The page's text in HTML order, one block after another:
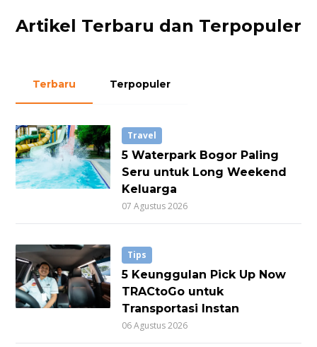
Artikel Terbaru dan Terpopuler
Terbaru Terpopuler
Travel
5 Waterpark Bogor Paling
Seru untuk Long Weekend
Keluarga
07 Agustus 2026
Tips
5 Keunggulan Pick Up Now
TRACtoGo untuk
Transportasi Instan
06 Agustus 2026